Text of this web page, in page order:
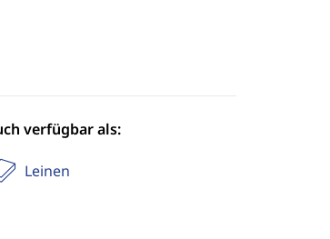
verfügbar als:
Leinen